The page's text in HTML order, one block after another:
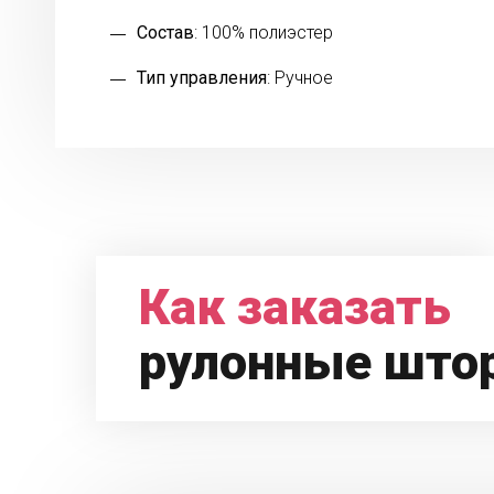
Состав: 100% полиэстер
Тип управления: Ручное
Как заказать
рулонные